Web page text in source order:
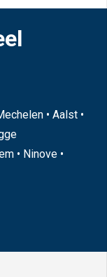
• Aalst •
• Ninove •